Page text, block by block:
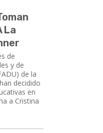
La
de
y de
de la
decidido
en
a Cristina